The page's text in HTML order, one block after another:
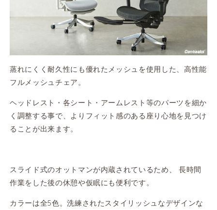
蒸れにくく耐久性にも優れたメッシュを使用した、高性能
フルメッシュチェア。
ヘッドレスト・各シート・アームレスト等のパーツを細か
く調整する事で、よりフィット感のある座り心地を見つけ
ることが出来ます。
スライド式のオットマンが内蔵されているため、 長時間
作業をした後の休憩や仮眠にも便利です。
カラーは全5色。洗練されたスタイリッシュなデザインな